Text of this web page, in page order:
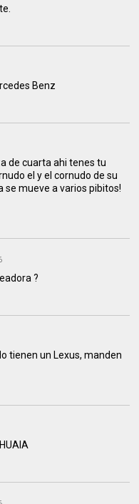
Benz
de cuarta ahi tenes tu
el y el cornudo de su
se mueve a varios pibitos!
?
tienen un Lexus, manden